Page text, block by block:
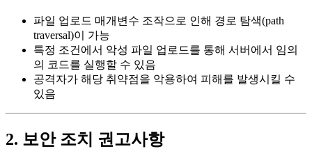
파일 업로드 매개변수 조작으로 인해 경로 탐색(path
traversal)이 가능
특정 조건에서 악성 파일 업로드를 통해 서버에서 임의
의 코드를 실행할 수 있음
공격자가 해당 취약점을 악용하여 피해를 발생시킬 수
있음
2. 보안 조치 권고사항